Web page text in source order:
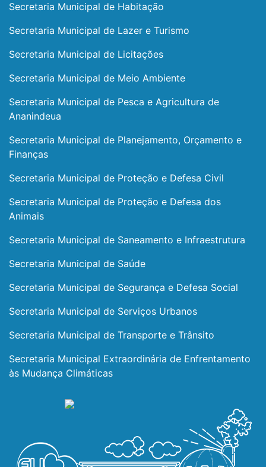
Secretaria Municipal de Habitação
Secretaria Municipal de Lazer e Turismo
Secretaria Municipal de Licitações
Secretaria Municipal de Meio Ambiente
Secretaria Municipal de Pesca e Agricultura de
Ananindeua
Secretaria Municipal de Planejamento, Orçamento e
Finanças
Secretaria Municipal de Proteção e Defesa Civil
Secretaria Municipal de Proteção e Defesa dos
Animais
Secretaria Municipal de Saneamento e Infraestrutura
Secretaria Municipal de Saúde
Secretaria Municipal de Segurança e Defesa Social
Secretaria Municipal de Serviços Urbanos
Secretaria Municipal de Transporte e Trânsito
Secretaria Municipal Extraordinária de Enfrentamento
às Mudança Climáticas